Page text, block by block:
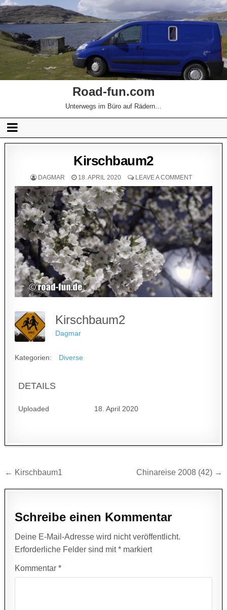
Road-fun.com
Unterwegs im Büro auf Rädern…
Kirschbaum2
DAGMAR 18. APRIL 2020 LEAVE A COMMENT
Kirschbaum2
Dagmar
Kategorien: Diverse
DETAILS
Uploaded 18. April 2020
Beitragsnavigation
← Kirschbaum1 Chinareise 2008 (42) →
Schreibe einen Kommentar
Deine E-Mail-Adresse wird nicht veröffentlicht.
Erforderliche Felder sind mit* markiert
Kommentar*